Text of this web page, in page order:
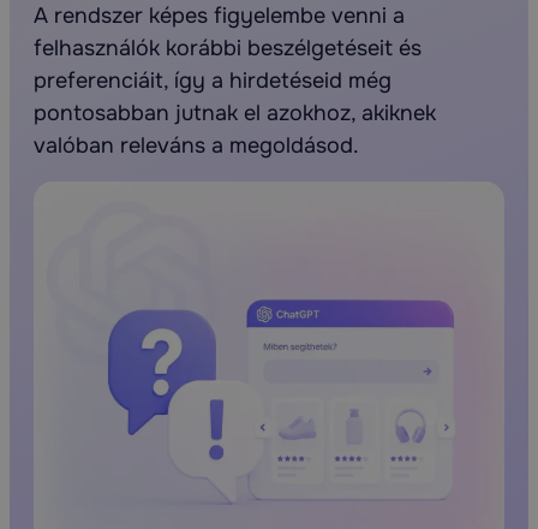
A rendszer képes figyelembe venni a
felhasználók korábbi beszélgetéseit és
preferenciáit, így a hirdetéseid még
pontosabban jutnak el azokhoz, akiknek
valóban releváns a megoldásod.